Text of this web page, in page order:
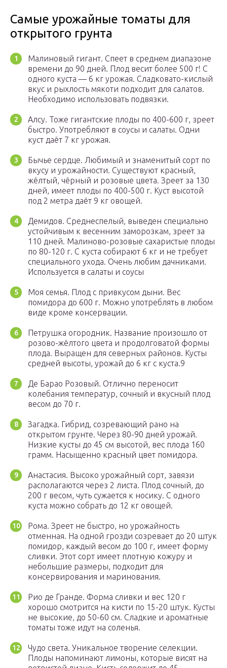
Самые урожайные томаты для
открытого грунта
Малиновый гигант. Спеет в среднем диапазоне
времени до 90 дней. Плод весит более 500 г! С
одного куста — 6 кг урожая. Сладковато-кислый
вкус и рыхлость мякоти подходит для салатов.
Необходимо использовать подвязки.
Алсу. Тоже гигантские плоды по 400-600 г, зреет
быстро. Употребляют в соусы и салаты. Одни
куст даёт 7 кг урожая.
Бычье сердце. Любимый и знаменитый сорт по
вкусу и урожайности. Существуют красный,
жёлтый, чёрный и розовые цвета. Зреет за 130
дней, имеет плоды по 400-500 г. Куст высотой
под 2 метра даёт 9 кг овощей.
Демидов. Среднеспелый, выведен специально
устойчивым к весенним заморозкам, зреет за
110 дней. Малиново-розовые сахаристые плоды
по 80-120 г. С куста собирают 6 кг и не требует
специального ухода. Очень любим дачниками.
Используется в салаты и соусы
Моя семья. Плод с привкусом дыни. Вес
помидора до 600 г. Можно употреблять в любом
виде кроме консервации.
Петрушка огородник. Название произошло от
розово-жёлтого цвета и продолговатой формы
плода. Выращен для северных районов. Кусты
средней высоты, урожай до 6 кг с куста.9
Де Барао Розовый. Отлично переносит
колебания температур, сочный и вкусный плод
весом до 70 г.
Загадка. Гибрид, созревающий рано на
открытом грунте. Через 80-90 дней урожай.
Низкие кусты до 45 см высотой, вес плода 160
грамм. Насыщенно красный цвет помидора.
Анастасия. Высоко урожайный сорт, завязи
располагаются через 2 листа. Плод сочный, до
200 г весом, чуть сужается к носику. С одного
куста можно собрать до 12 кг овощей.
Рома. Зреет не быстро, но урожайность
отменная. На одной грозди созревает до 20 штук
помидор, каждый весом до 100 г, имеет форму
сливки. Этот сорт имеет плотную кожуру и
небольшие размеры, подходит для
консервирования и маринования.
Рио де Гранде. Форма сливки и вес 120 г
хорошо смотрится на кисти по 15-20 штук. Кусты
не высокие, до 50-60 см. Сладкие и ароматные
томаты тоже идут на соленья.
Чудо света. Уникальное творение селекции.
Плоды напоминают лимоны, которые висят на